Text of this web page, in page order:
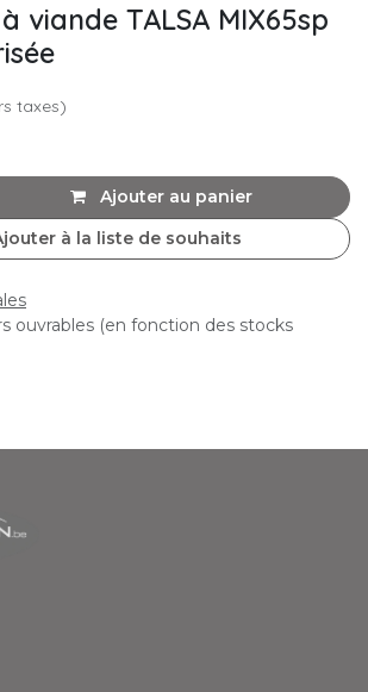
viande TALSA MIX65sp
taxes)
Ajouter au panier
à la liste de souhaits
ouvrables (en fonction des stocks